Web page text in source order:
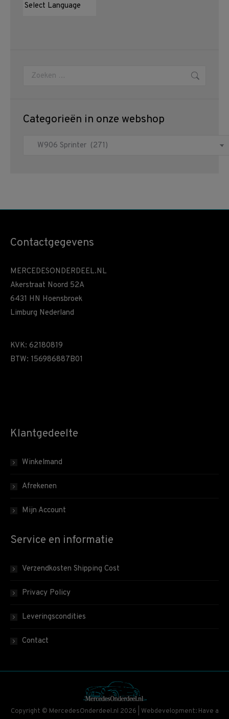
Zoeken:
Categorieën in onze webshop
Contactgegevens
MERCEDESONDERDEEL.NL
Akerstraat Noord 52A
6431 HN Hoensbroek
Limburg Nederland
KVK: 62180819
BTW: 156986887B01
Klantgedeelte
Winkelmand
Afrekenen
Mijn Account
Service en informatie
Verzendkosten Shipping Cost
Privacy Policy
Leveringscondities
Contact
Copyright © MercedesOnderdeel.nl 2026 | Webdevelopment: Have a